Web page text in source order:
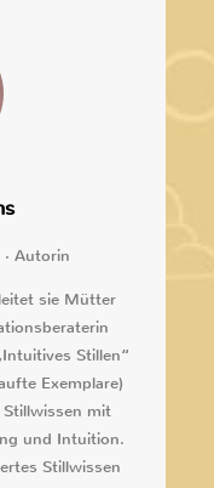
Autorin
sie Mütter
Stillen“
Exemplare)
Stillwissen mit
und Intuition.
Stillwissen